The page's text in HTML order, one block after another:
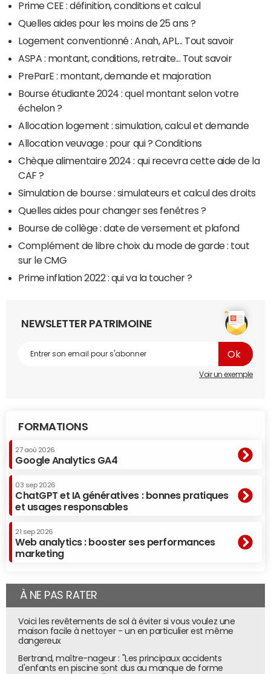
Prime CEE : définition, conditions et calcul
Quelles aides pour les moins de 25 ans ?
Logement conventionné : Anah, APL... Tout savoir
ASPA : montant, conditions, retraite... Tout savoir
PreParE : montant, demande et majoration
Bourse étudiante 2024 : quel montant selon votre
échelon ?
Allocation logement : simulation, calcul et demande
Allocation veuvage : pour qui ? Conditions
Chèque alimentaire 2024 : qui recevra cette aide de la
CAF ?
Simulation de bourse : simulateurs et calcul des droits
Quelles aides pour changer ses fenêtres ?
Bourse de collège : date de versement et plafond
Complément de libre choix du mode de garde : tout
sur le CMG
Prime inflation 2022 : qui va la toucher ?
NEWSLETTER PATRIMOINE
Voir un exemple
FORMATIONS
27 aoû 2026
Google Analytics GA4
03 sep 2026
ChatGPT et IA génératives : bonnes pratiques
et usages responsables
21 sep 2026
Web analytics : booster ses performances
marketing
À NE PAS RATER
Voici les revêtements de sol à éviter si vous voulez une
maison facile à nettoyer - un en particulier est même
dangereux
Bertrand, maître-nageur : "Les principaux accidents
d'enfants en piscine sont dus au manque de forme